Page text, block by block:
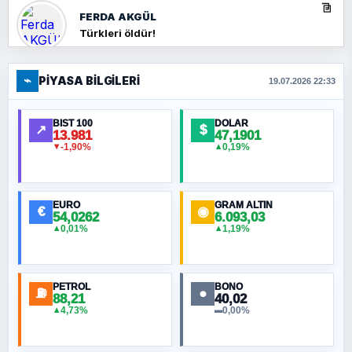
FERDA AKGÜL
Türkleri öldür!
FERHAT BÜYÜKKALKAN
Ankara Zirvesi: NATO Toplantısı mı, Yeni
Ortadoğu Haritasının Provası mı?
MURAT ÖZKAN
NURETTIN BÖLÜK
⌁ PIYASA BILGILERI 19.07.2026 22:33
↗ BIST 100
13.981
▼-1,90%
$ DOLAR
47,1901
▲0,19%
€ EURO
54,0262
▲0,01%
◉ GRAM ALTIN
6.093,03
▲1,19%
⛽ PETROL
88,21
▲4,73%
● BONO
40,02
▬0,00%